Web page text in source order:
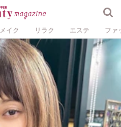
メイク リラク エステ ファ